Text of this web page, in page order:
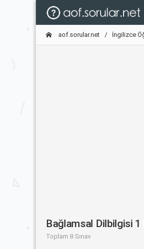
aof.sorular.net İngilizce
Bağlamsal Dilbilgisi 1
Toplam 8 Sınav